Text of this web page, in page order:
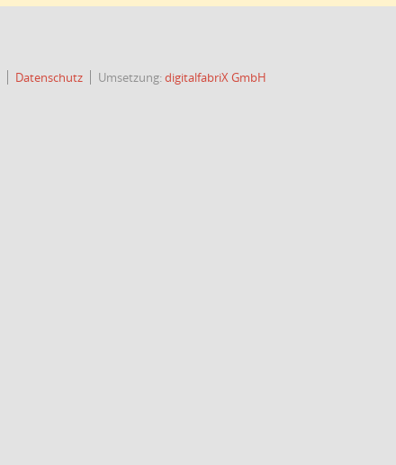
Datenschutz Umsetzung:digitalfabriX GmbH